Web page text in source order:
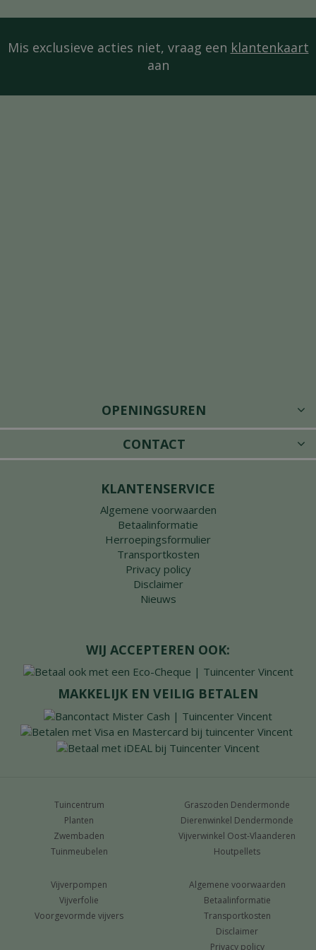
Mis exclusieve acties niet, vraag een klantenkaart
aan
OPENINGSUREN
CONTACT
KLANTENSERVICE
Algemene voorwaarden
Betaalinformatie
Herroepingsformulier
Transportkosten
Privacy policy
Disclaimer
Nieuws
WIJ ACCEPTEREN OOK:
MAKKELIJK EN VEILIG BETALEN
Tuincentrum
Planten
Zwembaden
Tuinmeubelen
Graszoden Dendermonde
Dierenwinkel Dendermonde
Vijverwinkel Oost-Vlaanderen
Houtpellets
Vijverpompen
Vijverfolie
Voorgevormde vijvers
Algemene voorwaarden
Betaalinformatie
Transportkosten
Disclaimer
Privacy policy